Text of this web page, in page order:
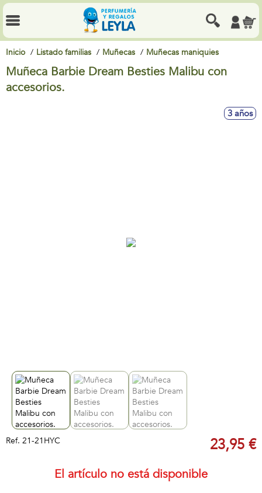
Inicio Listado familias Muñecas Muñecas maniquies
Muñeca Barbie Dream Besties Malibu con
accesorios.
3 años
Ref. 21-21HYC 23,95 €
El artículo no está disponible